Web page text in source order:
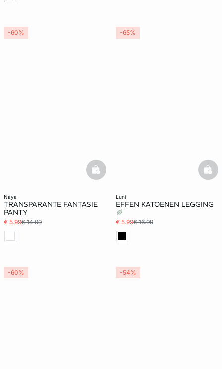
naya
TRANSPARANTE FANTASIE
PANTY
€ 5.99€ 14.99
basketfull
-60%
luni
EFFEN KATOENEN LEGGING
€ 5.99€ 16.99
-65%
-60% -54%